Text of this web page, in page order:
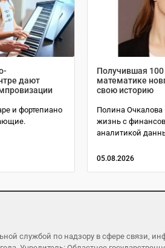
дают
и фортепиано
Получившая 100
математике
свою историю
Полина Очкалова
жизнь с
аналитикой
05.08.2026
службой по надзору в сфере связи,